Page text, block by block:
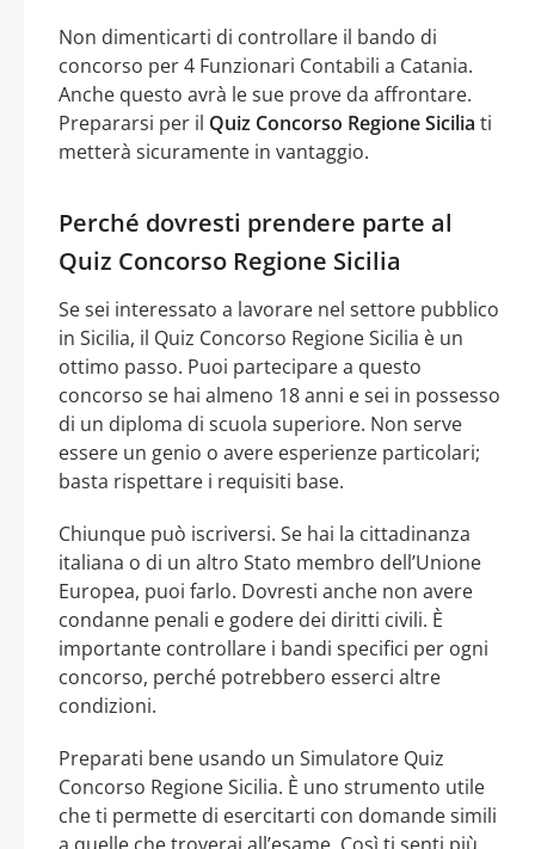
Non dimenticarti di controllare il bando di
concorso per 4 Funzionari Contabili a Catania.
Anche questo avrà le sue prove da affrontare.
Prepararsi per il Quiz Concorso Regione Sicilia ti
metterà sicuramente in vantaggio.
Perché dovresti prendere parte al
Quiz Concorso Regione Sicilia
Se sei interessato a lavorare nel settore pubblico
in Sicilia, il Quiz Concorso Regione Sicilia è un
ottimo passo. Puoi partecipare a questo
concorso se hai almeno 18 anni e sei in possesso
di un diploma di scuola superiore. Non serve
essere un genio o avere esperienze particolari;
basta rispettare i requisiti base.
Chiunque può iscriversi. Se hai la cittadinanza
italiana o di un altro Stato membro dell’Unione
Europea, puoi farlo. Dovresti anche non avere
condanne penali e godere dei diritti civili. È
importante controllare i bandi specifici per ogni
concorso, perché potrebbero esserci altre
condizioni.
Preparati bene usando un Simulatore Quiz
Concorso Regione Sicilia. È uno strumento utile
che ti permette di esercitarti con domande simili